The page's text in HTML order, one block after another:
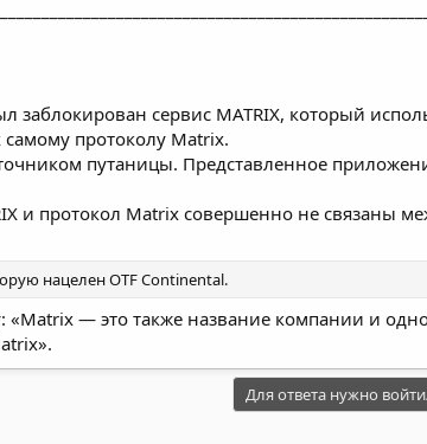
заблокирован сервис MATRIX, который
протоколу Matrix.
путаницы. Представленное
и протокол Matrix совершенно не связаны
нацелен OTF Continental.
«Matrix — это также название компании и
Для ответа нужно